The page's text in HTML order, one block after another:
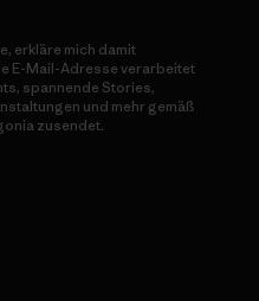
erkläre mich damit
E-Mail-Adresse verarbeitet
spannende Stories,
und mehr gemäß
zusendet.